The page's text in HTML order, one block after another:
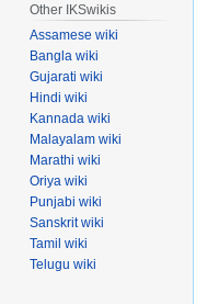
Other IKSwikis
Assamese wiki
Bangla wiki
Gujarati wiki
Hindi wiki
Kannada wiki
Malayalam wiki
Marathi wiki
Oriya wiki
Punjabi wiki
Sanskrit wiki
Tamil wiki
Telugu wiki